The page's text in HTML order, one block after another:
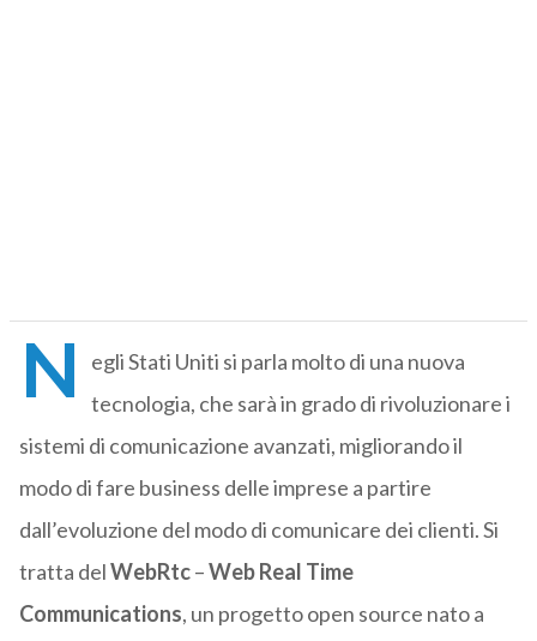
N
egli Stati Uniti si parla molto di una nuova
tecnologia, che sarà in grado di rivoluzionare i
sistemi di comunicazione avanzati, migliorando il
modo di fare business delle imprese a partire
dall’evoluzione del modo di comunicare dei clienti. Si
tratta delWebRtc–Web Real Time
Communications, un progetto open source nato a